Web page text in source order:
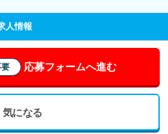
人情報
応募フォームへ進む
気になる